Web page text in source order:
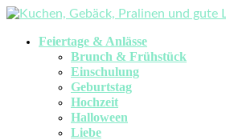
Feiertage & Anlässe
Brunch & Frühstück
Einschulung
Geburtstag
Hochzeit
Halloween
Liebe